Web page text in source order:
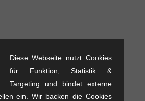
Diese Webseite nutzt Cookies
für Funktion, Statistik &
Targeting und bindet externe
ein. Wir backen die Cookies